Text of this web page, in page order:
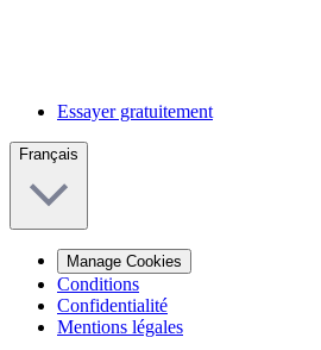
Essayer gratuitement
Français
Manage Cookies
Conditions
Confidentialité
Mentions légales